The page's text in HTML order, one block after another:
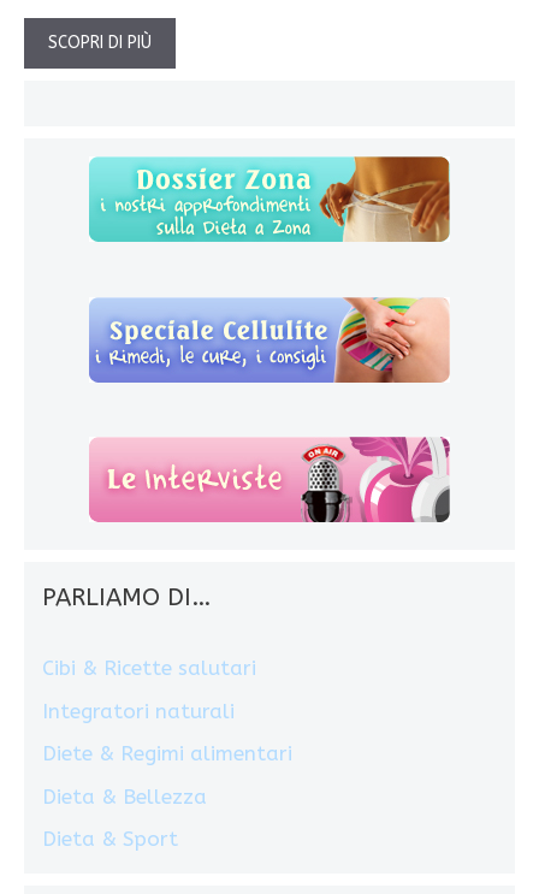
SCOPRI DI PIÙ
PARLIAMO DI…
Cibi & Ricette salutari
Integratori naturali
Diete & Regimi alimentari
Dieta & Bellezza
Dieta & Sport